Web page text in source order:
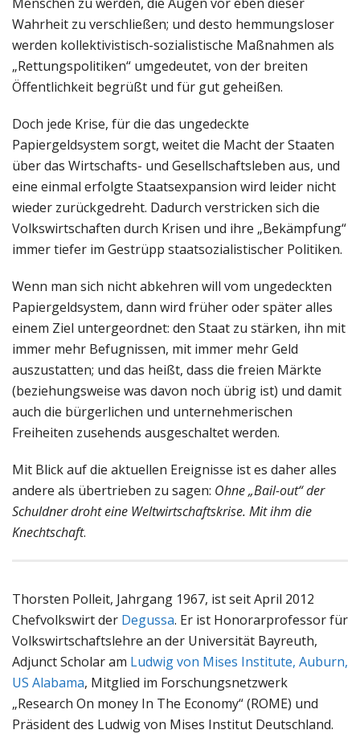
Wahrheit zu verschließen; und desto hemmungsloser
werden kollektivistisch-sozialistische Maßnahmen als
„Rettungspolitiken“ umgedeutet, von der breiten
Öffentlichkeit begrüßt und für gut geheißen.
Doch jede Krise, für die das ungedeckte
Papiergeldsystem sorgt, weitet die Macht der Staaten
über das Wirtschafts- und Gesellschaftsleben aus, und
eine einmal erfolgte Staatsexpansion wird leider nicht
wieder zurückgedreht. Dadurch verstricken sich die
Volkswirtschaften durch Krisen und ihre „Bekämpfung“
immer tiefer im Gestrüpp staatsozialistischer Politiken.
Wenn man sich nicht abkehren will vom ungedeckten
Papiergeldsystem, dann wird früher oder später alles
einem Ziel untergeordnet: den Staat zu stärken, ihn mit
immer mehr Befugnissen, mit immer mehr Geld
auszustatten; und das heißt, dass die freien Märkte
(beziehungsweise was davon noch übrig ist) und damit
auch die bürgerlichen und unternehmerischen
Freiheiten zusehends ausgeschaltet werden.
Mit Blick auf die aktuellen Ereignisse ist es daher alles
andere als übertrieben zu sagen: Ohne „Bail-out“ der
Schuldner droht eine Weltwirtschaftskrise. Mit ihm die
Knechtschaft.
Thorsten Polleit, Jahrgang 1967, ist seit April 2012
Chefvolkswirt der Degussa. Er ist Honorarprofessor für
Volkswirtschaftslehre an der Universität Bayreuth,
Adjunct Scholar am Ludwig von Mises Institute, Auburn,
US Alabama, Mitglied im Forschungsnetzwerk
„Research On money In The Economy“ (ROME) und
Präsident des Ludwig von Mises Institut Deutschland.